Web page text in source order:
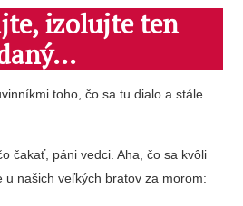
izolujte ten
toho, čo sa tu dialo a stále
čakať, páni vedci. Aha, čo sa kvôli
u našich veľkých bratov za morom: